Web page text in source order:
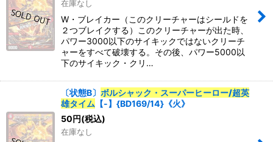
在庫なし
W・ブレイカー（このクリーチャーはシールドを
２つブレイクする）このクリーチャーが出た時、
パワー3000以下のサイキックではないクリーチ
ャーをすべて破壊する。その後、パワー5000以
下のサイキック・クリ…
〔状態B〕 ボルシャック・スーパーヒーロー/超英
雄タイム 【-】{BD169/14}《火》
50 円(税込)
在庫なし